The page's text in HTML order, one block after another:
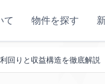
て 物件を探す
回りと収益構造を徹底解説